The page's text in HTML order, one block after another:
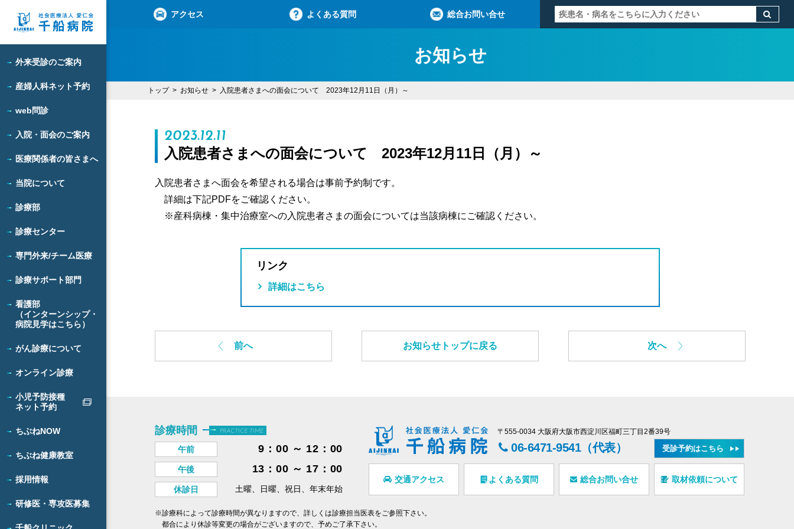
外来受診のご案内
産婦人科ネット予約
web問診
入院・面会のご案内
医療関係者の皆さまへ
当院について
診療部
診療センター
専門外来/チーム医療
診療サポート部門
看護部
（インターンシップ・
病院見学はこちら）
がん診療について
オンライン診療
小児予防接種
ネット予約
ちぶねNOW
ちぶね健康教室
採用情報
研修医・専攻医募集
アクセス よくある質問 総合お問い合せ
お知らせ
トップ お知らせ 入院患者さまへの面会について 2023年12月11日（月）～
2023.12.11
入院患者さまへの面会について 2023年12月11日（月）～
入院患者さまへ面会を希望される場合は事前予約制です。
詳細は下記PDFをご確認ください。
※産科病棟・集中治療室への入院患者さまの面会については当該病棟にご確認ください。
リンク
詳細はこちら
前へ お知らせトップに戻る 次へ
診療時間 PRACTICE TIME
午前 9：00 ～ 12：00
午後 13：00 ～ 17：00
休診日 土曜、日曜、祝日、年末年始
※診療科によって診療時間が異なりますので、詳しくは診療担当医表をご参照下さい。
都合により休診等変更の場合がございますので、予めご了承下さい。
〒555-0034 大阪府大阪市西淀川区福町三丁目2番39号
06-6471-9541（代表） 受診予約はこちら
交通アクセス よくある質問 総合お問い合せ 取材依頼について